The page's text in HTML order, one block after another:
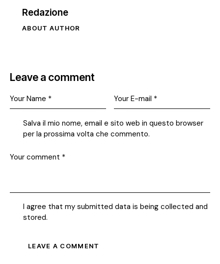
Redazione
ABOUT AUTHOR
Leave a comment
Salva il mio nome, email e sito web in questo browser
per la prossima volta che commento.
I agree that my submitted data is being collected and
stored.